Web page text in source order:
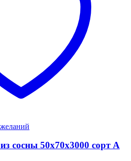
сосны 50x70x3000 сорт А